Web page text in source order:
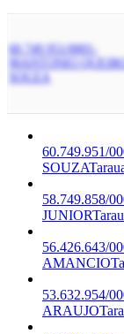
60.749.951/0001-
90ANTONIO
60.749.951/
SOUZA
58.749.858/
JUNIOR
56.426.643/
AMANCIO
53.632.954/
ARAUJO